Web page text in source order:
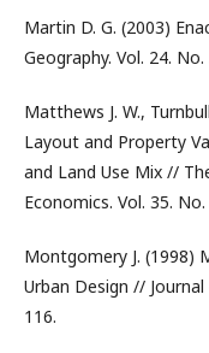
Martin D. G. (2003)
Geography. Vol. 24. No.
Matthews J. W.,
Layout and Property
and Land Use Mix //
Economics. Vol. 35. No.
Montgomery J. (1998)
Urban Design //
116.